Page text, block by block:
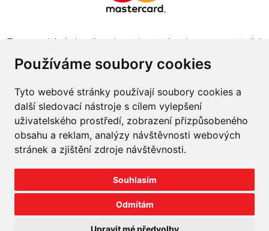
Používáme soubory cookies
Tyto webové stránky používají soubory cookies a
další sledovací nástroje s cílem vylepšení
uživatelského prostředí, zobrazení přizpůsobeného
obsahu a reklam, analýzy návštěvnosti webových
stránek a zjištění zdroje návštěvnosti.
Souhlasím
Odmítám
Upravit mé předvolby
Tento projekt byl realizován za finanční podpory z prostředků
obchodu v programu The Country for the Future
2026prodej-pneu.cz
Napište nám
Velkoobchod